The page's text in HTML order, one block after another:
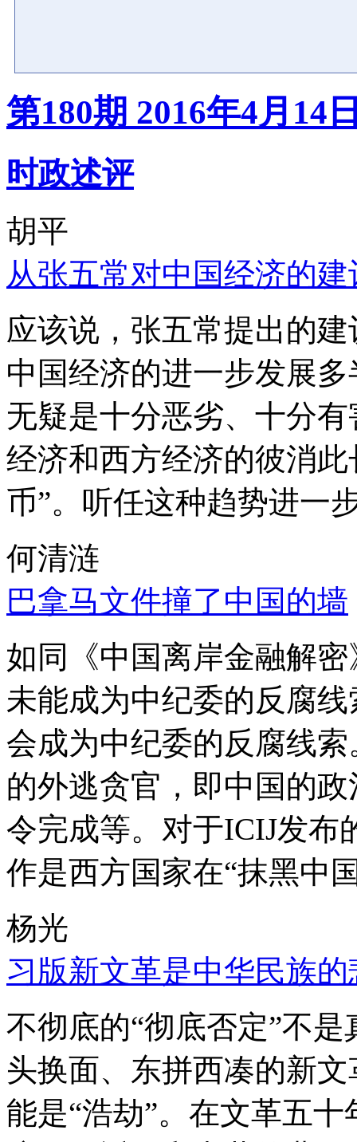
第180期 2016年4月14
时政述评
胡平
从张五常对中国经济的
应该说，张五常提出的
中国经济的进一步发展
无疑是十分恶劣、十分
经济和西方经济的彼消
币”。听任这种趋势进一
何清涟
巴拿马文件撞了中国的墙
如同《中国离岸金融解
未能成为中纪委的反腐
会成为中纪委的反腐线
的外逃贪官，即中国的
令完成等。对于ICIJ发布
作是西方国家在“抹黑中
杨光
习版新文革是中华民族的
不彻底的“彻底否定”不
头换面、东拼西凑的新
能是“浩劫”。在文革五